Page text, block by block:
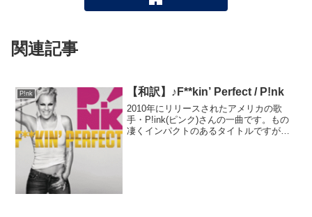
関連記事
P!nk 【和訳】♪F**kin’ Perfect / P!nk
2010年にリリースされたアメリカの歌
手・P!ink(ピンク)さんの一曲です。もの
凄くインパクトのあるタイトルですが、